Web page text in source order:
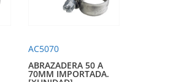
AC5070
ABRAZADERA 50 A
70MM IMPORTADA.